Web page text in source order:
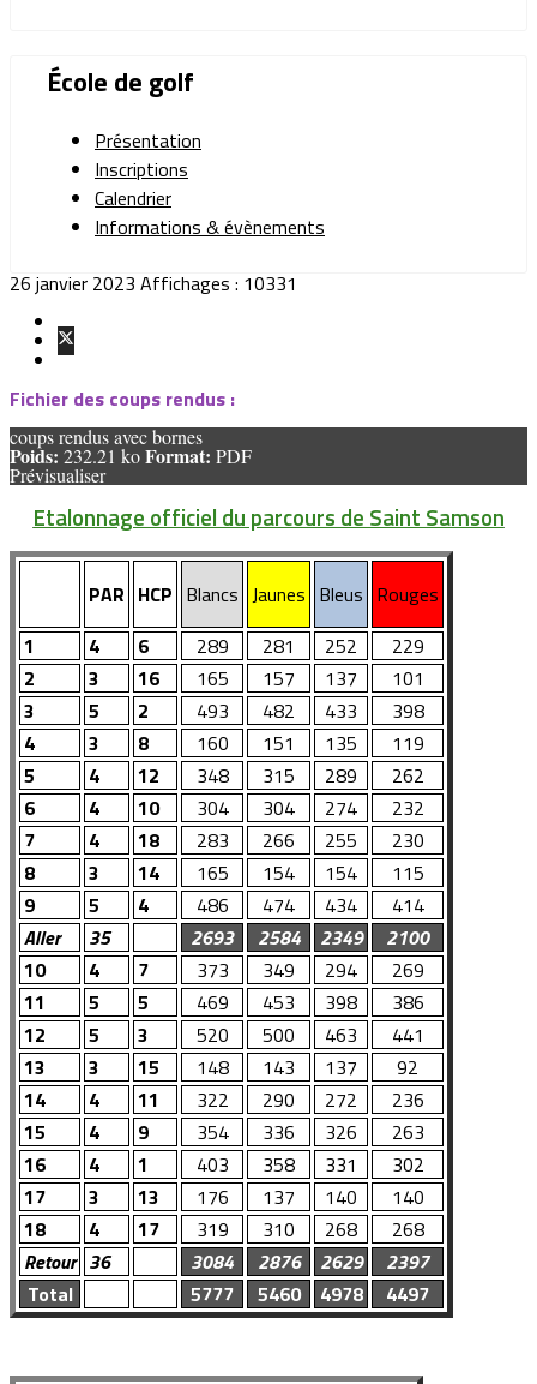
École de golf
Présentation
Inscriptions
Calendrier
Informations & évènements
26 janvier 2023 Affichages : 10331
Fichier des coups rendus :
coups rendus avec bornes
Poids: 232.21 koFormat: PDF
Prévisualiser
Etalonnage officiel du parcours de Saint Samson
PAR HCP Blancs Jaunes Bleus Rouges
1
4 6 289 281 252
229
2
3 16 165 157 137
101
3
5 2 493 482 433
398
4
3 8 160 151 135
119
5
4 12 348 315 289
262
6
4 10 304 304 274
232
7
4 18 283 266 255
230
8
3 14 165 154 154
115
9
5 4 486 474 434
414
Aller
35 2693 2584 2349
2100
10
4 7 373 349 294
269
11
5 5 469 453 398
386
12
5 3 520 500 463
441
13
3 15 148 143 137
92
14
4 11 322 290 272
236
15
4 9 354 336 326
263
16
4 1 403 358 331
302
17
3 13 176 137 140
140
18
4 17 319 310 268
268
Retour 36 3084 2876 2629
2397
Total
5777 5460 4978 4497